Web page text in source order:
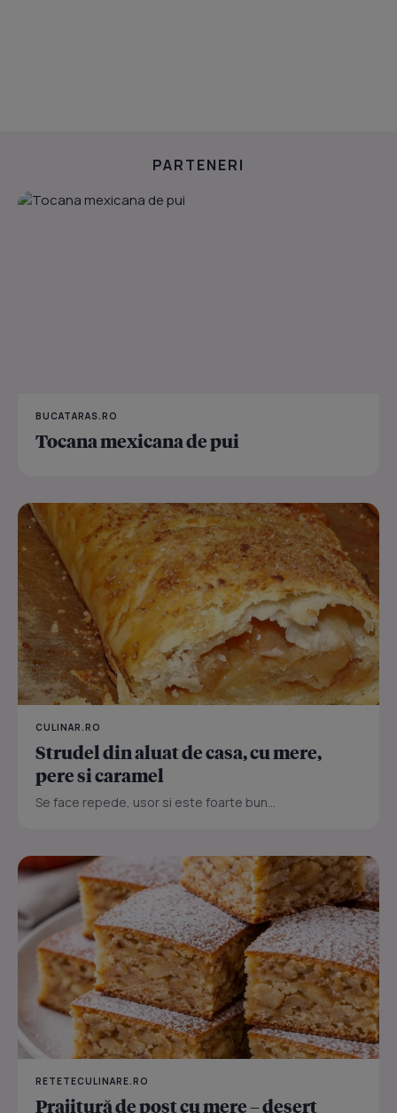
PARTENERI
BUCATARAS.RO
Tocana mexicana de pui
CULINAR.RO
Strudel din aluat de casa, cu mere,
pere si caramel
Se face repede, usor si este foarte bun...
RETETECULINARE.RO
Prajitură de post cu mere – desert